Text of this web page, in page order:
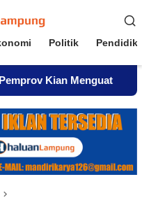
Politik
Kian Menguat